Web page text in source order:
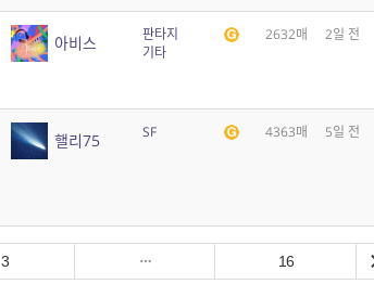
아비스
판타지
기타
2632매 2일 전
핼리75 SF 4363매 5일 전
3 16